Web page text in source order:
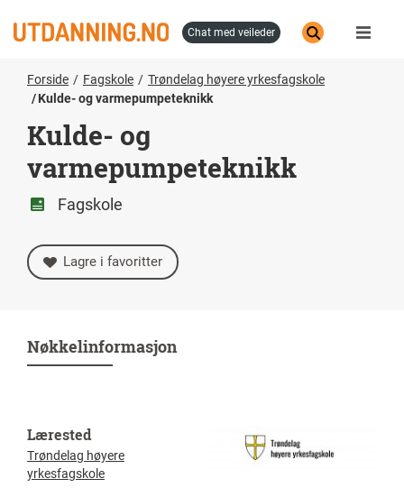
til
chat med veileder
Forside Fagskole
Trøndelag høyere yrkesfagskole
Kulde- og varmepumpeteknikk
Kulde- og
varmepumpeteknikk
Fagskole
Lagre i favoritter
Nøkkelinformasjon
Lærested
Trøndelag høyere
yrkesfagskole